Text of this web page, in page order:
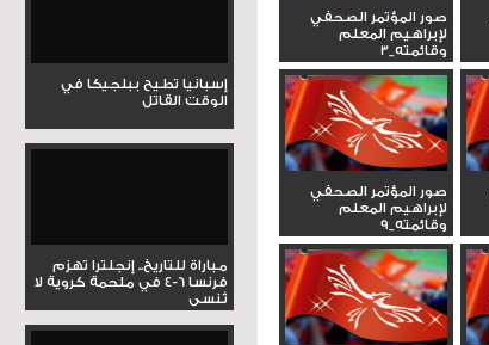
صور المؤتمر الصحفي
لإبراهيم المعلم
وقائمته_3
صور المؤتمر الصحفي
لإبراهيم المعلم
وقائمته_9
إسبانيا تطيح ببلجيكا في
الوقت القاتل
مباراة للتاريخ.. إنجلترا تهزم
فرنسا 6-4 في ملحمة كروية لا
تُنسى